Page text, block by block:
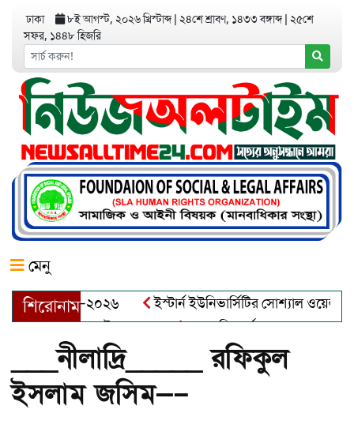
ঢাকা ৮ই আগস্ট, ২০২৬ খ্রিস্টাব্দ ২৪শে শ্রাবণ, ১৪৩৩ বঙ্গাব্দ ২৫শে
সফর, ১৪৪৮ হিজরি
মেনু
শিরোনাম
অ্যাওয়ার্ড–২০২৬
ইস্টার্ন ইউনিভার্সিটির সোশ্যাল
খালেক এর ইন্তেকাল
আত্মশুদ্ধি অর্জন ও অশুভকে বর্জন করে
___নীলাদ্রি_____ রফিকুল
ইসলাম জসিম—–